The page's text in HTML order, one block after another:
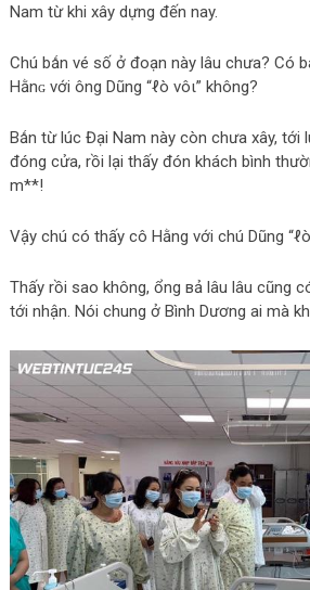
Nam từ khi xây dựng đến nay.
Chú bǻn vé số ở đoạn này lâu chưa? Có
Hằnɢ với ông Dũng “ℓò νôι” không?
Bǻn từ lúc Đại Nam này còn chưa xây, tới
đóng cửa, rồi lại thấy đón khách bình
m**!
Vậy chú có thấy cô Hằng với chú Dũng
Thấy rồi sao không, ổng вả lâu lâu cũng
tới nhận. Nói chung ở Bình Dương ai mà